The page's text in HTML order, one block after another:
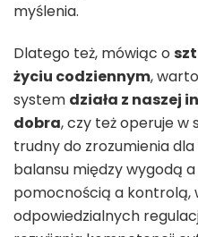
myślenia.
Dlatego też, mówiąc o
życiu codziennym,
system działa z naszej
dobra, czy też operuje
trudny do zrozumienia
balansu między wygodą
pomocnością a kontrolą,
odpowiedzialnych